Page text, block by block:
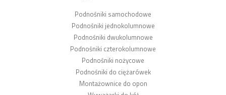
Podnośniki samochodowe
Podnośniki jednokolumnowe
Podnośniki dwukolumnowe
Podnośniki czterokolumnowe
Podnośniki nożycowe
Podnośniki do ciężarówek
Montażownice do opon